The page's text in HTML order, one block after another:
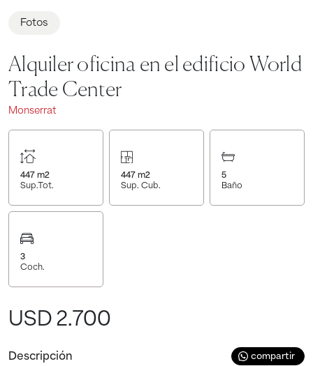
Fotos
Alquiler oficina en el edificio World
Trade Center
Monserrat
447 m2
Sup.Tot.
447 m2
Sup. Cub.
5
Baño
3
Coch.
USD 2.700
Descripción compartir